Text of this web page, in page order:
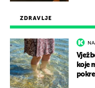
ZDRAVLJE
koje